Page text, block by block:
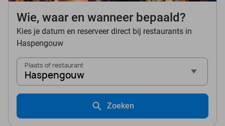
Wie, waar en wanneer bepaald?
Kies je datum en reserveer direct bij restaurants in
Haspengouw
Plaats of restaurant
Haspengouw
Zoeken